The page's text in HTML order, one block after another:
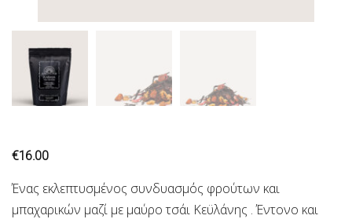
€16.00
Ένας εκλεπτυσμένος συνδυασμός φρούτων και
μπαχαρικών μαζί με μαύρο τσάι Κεϋλάνης . Έντονο και